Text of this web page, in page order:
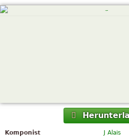
Komponist
J Alais